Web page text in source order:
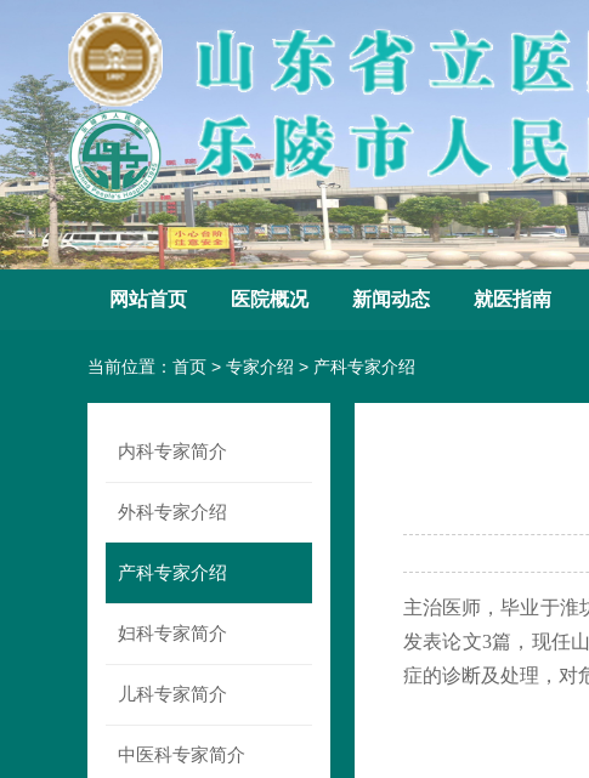
网站首页 医院概况 新闻动态 就医指南
当前位置： 首页 > 专家介绍 > 产科专家介绍
内科专家简介
外科专家介绍
产科专家介绍
妇科专家简介
儿科专家简介
中医科专家简介
主治医师，毕业于淮
发表论文3篇，现任
症的诊断及处理，对